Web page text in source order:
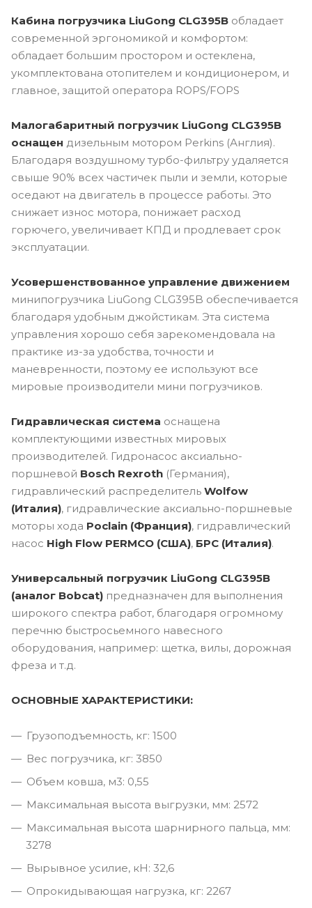
Кабина погрузчика LiuGong CLG395B обладает
современной эргономикой и комфортом:
обладает большим простором и остеклена,
укомплектована отопителем и кондиционером, и
главное, защитой оператора ROPS/FOPS
Малогабаритный погрузчик LiuGong CLG395B
оснащен дизельным мотором Perkins (Англия).
Благодаря воздушному турбо-фильтру удаляется
свыше 90% всех частичек пыли и земли, которые
оседают на двигатель в процессе работы. Это
снижает износ мотора, понижает расход
горючего, увеличивает КПД и продлевает срок
эксплуатации.
Усовершенствованное управление движением
минипогрузчика LiuGong CLG395B обеспечивается
благодаря удобным джойстикам. Эта система
управления хорошо себя зарекомендовала на
практике из-за удобства, точности и
маневренности, поэтому ее используют все
мировые производители мини погрузчиков.
Гидравлическая система оснащена
комплектующими известных мировых
производителей. Гидронасос аксиально-
поршневой Bosch Rexroth (Германия),
гидравлический распределитель Wolfow
(Италия), гидравлические аксиально-поршневые
моторы хода Poclain (Франция), гидравлический
насос High Flow PERMCO (США), БРС (Италия).
Универсальный погрузчик LiuGong CLG395B
(аналог Bobcat) предназначен для выполнения
широкого спектра работ, благодаря огромному
перечню быстросьемного навесного
оборудования, например: щетка, вилы, дорожная
фреза и т.д.
ОСНОВНЫЕ ХАРАКТЕРИСТИКИ:
Грузоподъемность, кг: 1500
Вес погрузчика, кг: 3850
Объем ковша, м3: 0,55
Максимальная высота выгрузки, мм: 2572
Максимальная высота шарнирного пальца, мм:
3278
Вырывное усилие, кН: 32,6
Опрокидывающая нагрузка, кг: 2267